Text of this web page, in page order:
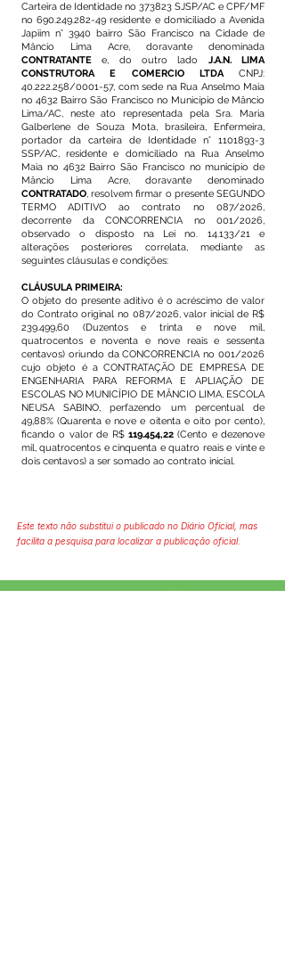
Carteira de Identidade no 373823 SJSP/AC e CPF/MF
no690.249.282-49 residente e domiciliado a Avenida
Japiim n° 3940 bairro São Francisco na Cidade de
Mâncio Lima Acre, doravante denominada
CONTRATANTEe, do outro lado J.A.N. LIMA
CONSTRUTORA E COMERCIO LTDA CNPJ:
40.222.258/0001-57, com sede na Rua Anselmo Maia
no 4632 Bairro São Francisco no Município de Mâncio
Lima/AC, neste ato representada pela Sra. Maria
Galberlene de Souza Mota, brasileira, Enfermeira,
portador da carteira de Identidade n° 1101893-3
SSP/AC, residente e domiciliado na Rua Anselmo
Maia no 4632 Bairro São Francisco no município de
Mâncio Lima Acre, doravante denominado
CONTRATADO, resolvem firmar o presente SEGUNDO
TERMO ADITIVO ao contrato no 087/2026,
decorrente da CONCORRENCIA no 001/2026,
observado o disposto na Lei no. 14.133/21 e
alterações posteriores correlata, mediante as
seguintes cláusulas e condições:
CLÁUSULA PRIMEIRA:
O objeto do presente aditivo é o acréscimo de valor
do Contrato original no 087/2026, valor inicial de R$
239.499,60 (Duzentos e trinta e nove mil,
quatrocentos e noventa e nove reais e sessenta
centavos) oriundo da CONCORRENCIA no 001/2026
cujo objeto é a CONTRATAÇÃO DE EMPRESA DE
ENGENHARIA PARA REFORMA E APLIAÇÃO DE
ESCOLAS NO MUNICÍPIO DE MÂNCIO LIMA, ESCOLA
NEUSA SABINO, perfazendo um percentual de
49,88% (Quarenta e nove e oitenta e oito por cento),
ficando o valor de R$ 119.454,22(Cento e dezenove
mil, quatrocentos e cinquenta e quatro reais e vinte e
dois centavos) a ser somado ao contrato inicial.
Este texto não substitui o publicado no Diário Oficial, mas
facilita a pesquisa para localizar a publicação oficial.